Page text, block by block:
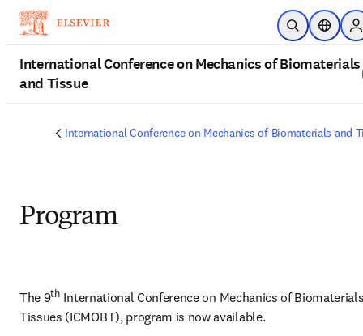
Passer au contenu principal
Ouvrir la
International Conference on Mechanics of Biomaterials
and Tissue
International Conference on Mechanics of Biomaterials and
Program
The 9th International Conference on Mechanics of
Tissues (ICMOBT), program is now available.